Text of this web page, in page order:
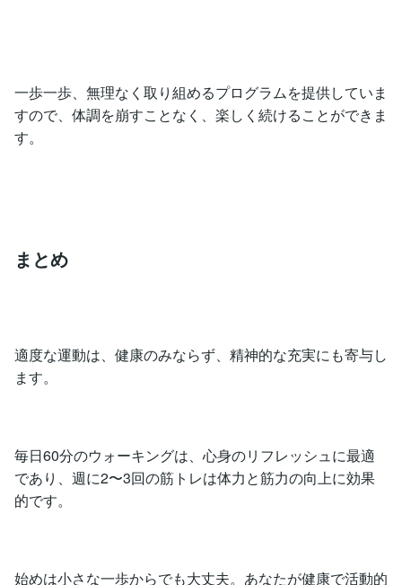
一歩一歩、無理なく取り組めるプログラムを提供していま
すので、体調を崩すことなく、楽しく続けることができま
す。
まとめ
適度な運動は、健康のみならず、精神的な充実にも寄与し
ます。
毎日60分のウォーキングは、心身のリフレッシュに最適
であり、週に2〜3回の筋トレは体力と筋力の向上に効果
的です。
始めは小さな一歩からでも大丈夫。あなたが健康で活動的